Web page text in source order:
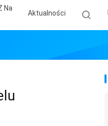
Na
Aktualności